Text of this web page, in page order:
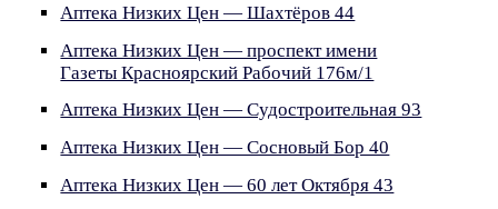
Аптека Низких Цен — Шахтёров 44
Аптека Низких Цен — проспект имени
Газеты Красноярский Рабочий 176м/1
Аптека Низких Цен — Судостроительная 93
Аптека Низких Цен — Сосновый Бор 40
Аптека Низких Цен — 60 лет Октября 43